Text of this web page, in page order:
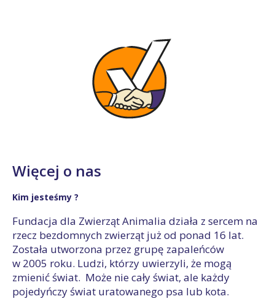
Więcej o nas
Kim jesteśmy ?
Fundacja dla Zwierząt Animalia działa z sercem na
rzecz bezdomnych zwierząt już od ponad 16 lat.
Została utworzona przez grupę zapaleńców
w 2005 roku. Ludzi, którzy uwierzyli, że mogą
zmienić świat. Może nie cały świat, ale każdy
pojedyńczy świat uratowanego psa lub kota.